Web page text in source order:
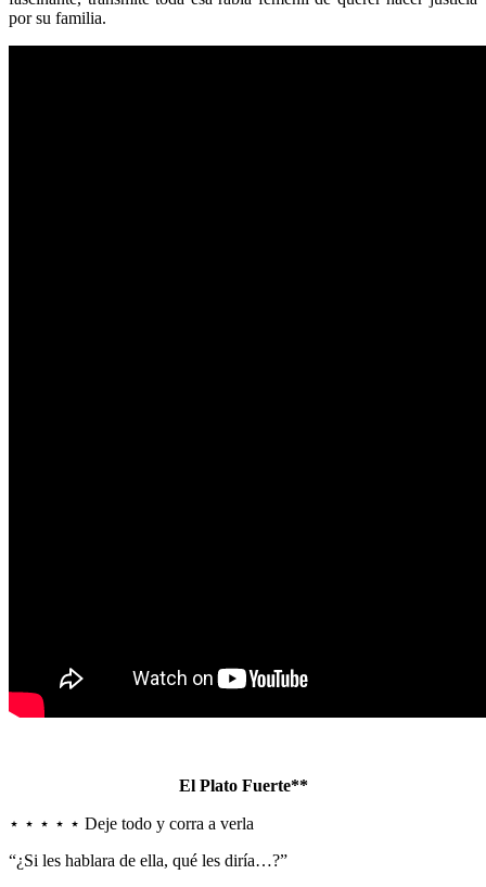
por su familia.
El Plato Fuerte**
⋆ ⋆ ⋆ ⋆ ⋆ Deje todo y corra a verla
“¿Si les hablara de ella, qué les diría…?”